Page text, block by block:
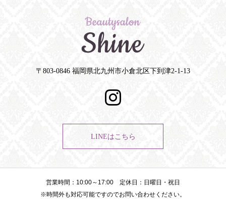
〒803-0846 福岡県北九州市小倉北区下到津2-1-13
LINEはこちら
営業時間：10:00～17:00 定休日：日曜日・祝日
※時間外も対応可能ですのでお問い合わせください。